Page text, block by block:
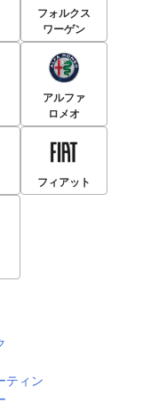
フォルクス
ワーゲン
アルファ
ロメオ
フィアット
ティン